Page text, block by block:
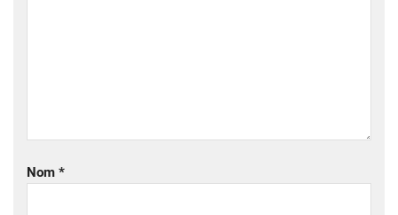
Nom *